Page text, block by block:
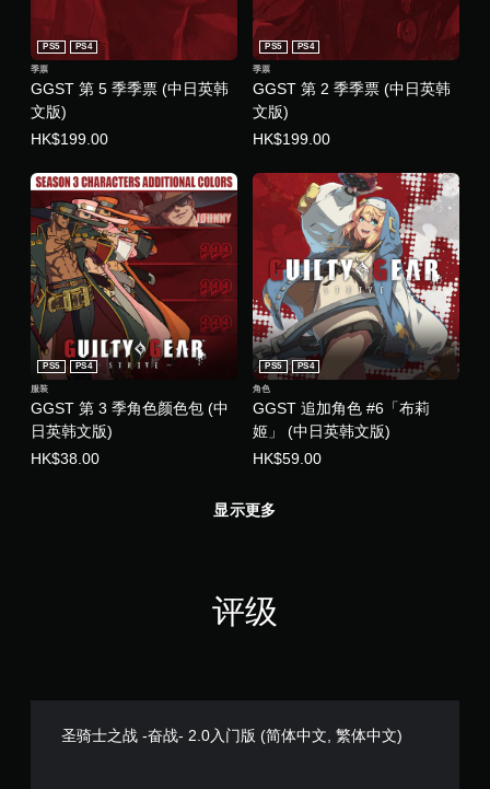
GGST 第 5 季季票 (中日英韩
文版)
PS5 PS4
季票
HK$199.00
GGST 第 2 季季票 (中日英韩
文版)
PS5 PS4
季票
HK$199.00
GGST 第 3 季角色颜色包 (中
日英韩文版)
PS5 PS4
服装
HK$38.00
GGST 追加角色 #6「布莉
姬」 (中日英韩文版)
PS5 PS4
角色
HK$59.00
显示更多
评级
圣骑士之战 -奋战- 2.0入门版 (简体中文, 繁体中文)